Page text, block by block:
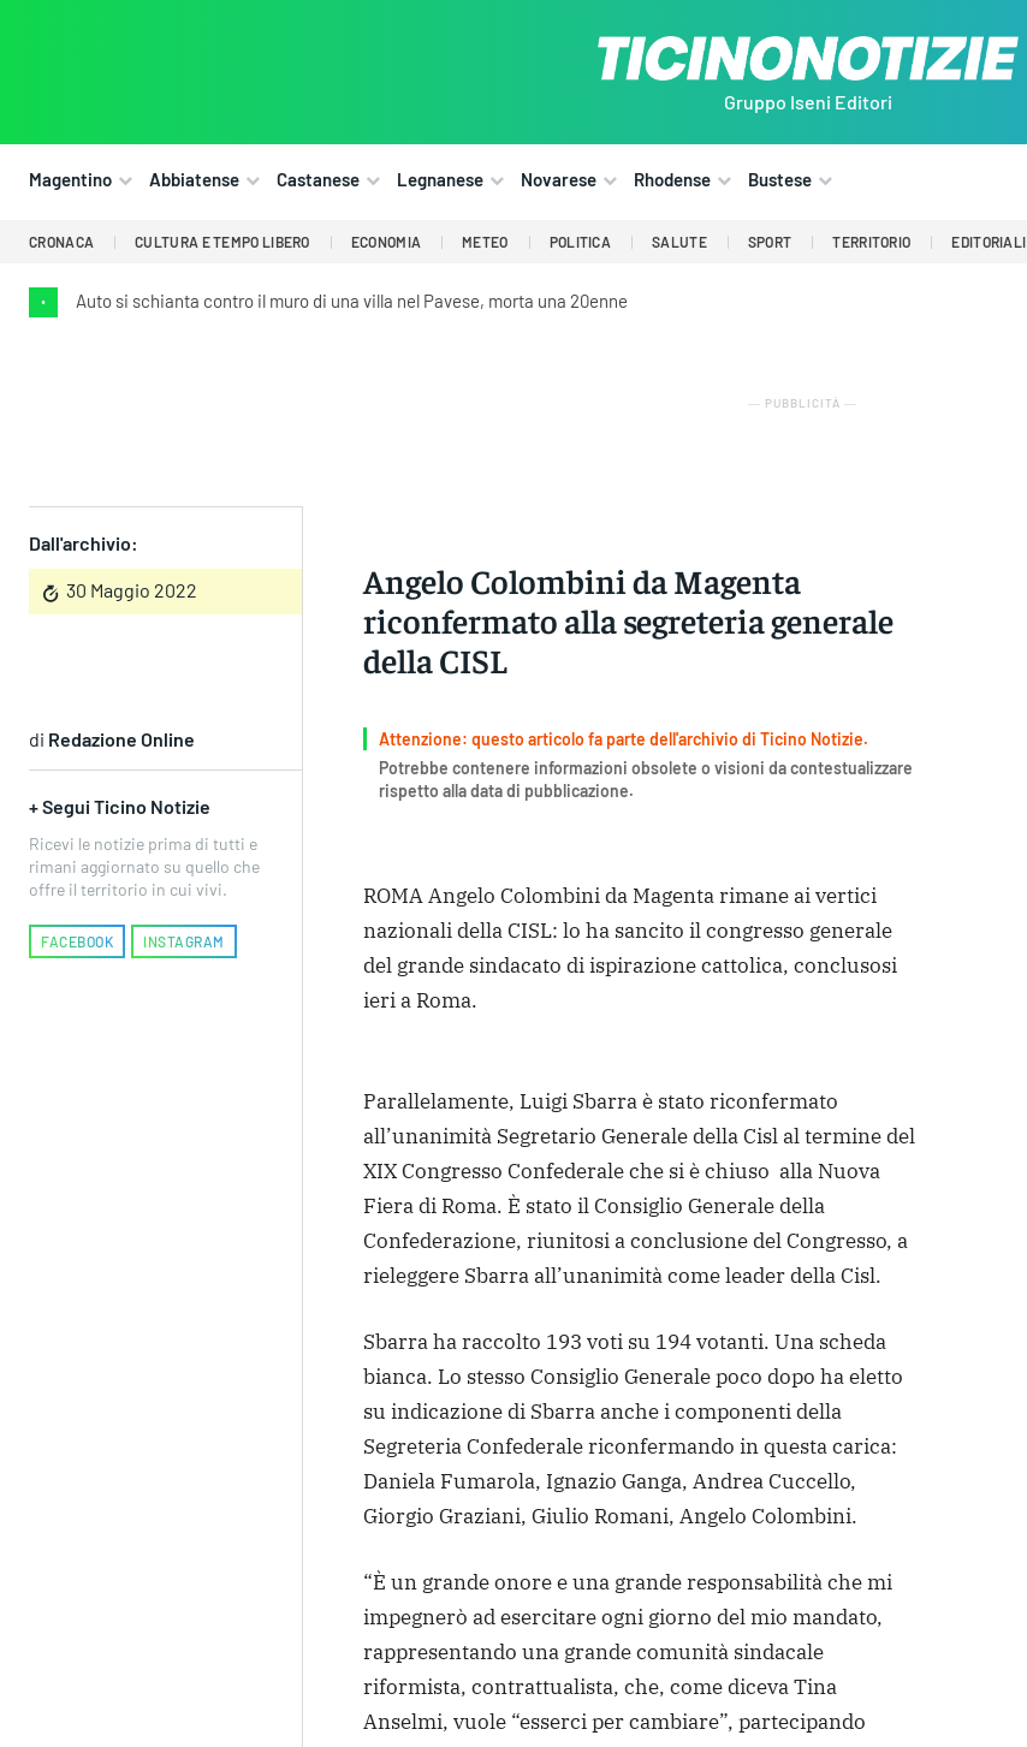
Gruppo Iseni Editori
Magentino Abbiatense Castanese Legnanese Novarese Rhodense Bustese
CRONACA CULTURA E TEMPO LIBERO ECONOMIA METEO POLITICA SALUTE SPORT TERRITORIO EDITORIALI
• Auto si schianta contro il muro di una villa nel Pavese, morta una 20enne
― PUBBLICITÀ ―
Dall'archivio:
30 Maggio 2022
Angelo Colombini da Magenta
riconfermato alla segreteria generale
della CISL
di Redazione Online
+ Segui Ticino Notizie
Ricevi le notizie prima di tutti e
rimani aggiornato su quello che
offre il territorio in cui vivi.
FACEBOOK INSTAGRAM
Attenzione: questo articolo fa parte dell'archivio di Ticino Notizie.
Potrebbe contenere informazioni obsolete o visioni da contestualizzare
rispetto alla data di pubblicazione.
ROMA Angelo Colombini da Magenta rimane ai vertici
nazionali della CISL: lo ha sancito il congresso generale
del grande sindacato di ispirazione cattolica, conclusosi
ieri a Roma.
Parallelamente, Luigi Sbarra è stato riconfermato
all’unanimità Segretario Generale della Cisl al termine del
XIX Congresso Confederale che si è chiuso alla Nuova
Fiera di Roma. È stato il Consiglio Generale della
Confederazione, riunitosi a conclusione del Congresso, a
rieleggere Sbarra all’unanimità come leader della Cisl.
Sbarra ha raccolto 193 voti su 194 votanti. Una scheda
bianca. Lo stesso Consiglio Generale poco dopo ha eletto
su indicazione di Sbarra anche i componenti della
Segreteria Confederale riconfermando in questa carica:
Daniela Fumarola, Ignazio Ganga, Andrea Cuccello,
Giorgio Graziani, Giulio Romani, Angelo Colombini.
“È un grande onore e una grande responsabilità che mi
impegnerò ad esercitare ogni giorno del mio mandato,
rappresentando una grande comunità sindacale
riformista, contrattualista, che, come diceva Tina
Anselmi, vuole “esserci per cambiare”, partecipando